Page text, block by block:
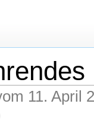
11. April